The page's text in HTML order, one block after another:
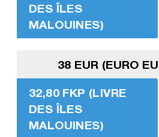
DES ÎLES
MALOUINES)
38 EUR (EURO
32,80 FKP (LIVRE
DES ÎLES
MALOUINES)